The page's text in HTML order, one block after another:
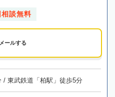
相談無料
メールする
/ 東武鉄道「柏駅」徒歩5分